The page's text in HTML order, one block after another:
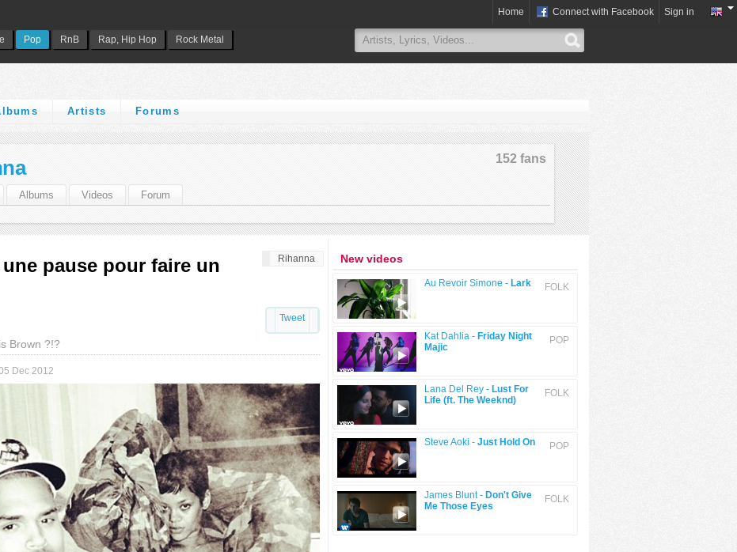
Pop RnB Rap, Hip Hop Rock Metal
Home Connect with Facebook Sign in
Artists Forums
152 fans
Albums Videos Forum
Rihanna
pause pour faire un
Tweet
Brown ?!?
Dec 2012
New videos
FOLK
Au Revoir Simone - Lark
POP
Kat Dahlia - Friday Night
Majic
FOLK
Lana Del Rey - Lust For
Life (ft. The Weeknd)
POP
Steve Aoki - Just Hold On
FOLK
James Blunt - Don't Give
Me Those Eyes